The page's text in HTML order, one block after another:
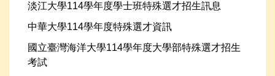
淡江大學114學年度學士班特殊選才招生訊息
中華大學114學年度特殊選才資訊
國立臺灣海洋大學114學年度大學部特殊選才招生
考試